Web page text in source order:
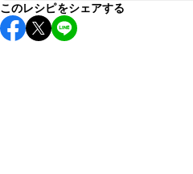
保存期間は冷蔵で当日中が目安
し上がりください。
このレシピをシェアする